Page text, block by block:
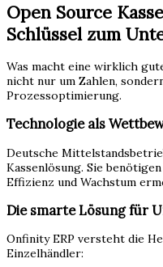
Open Source
Schlüssel zum
Was macht eine wirklich
nicht nur um Zahlen,
Prozessoptimierung.
Technologie als
Deutsche
Kassenlösung. Sie
Effizienz und Wachstum
Die smarte Lösung für
Onfinity ERP versteht die
Einzelhändler: